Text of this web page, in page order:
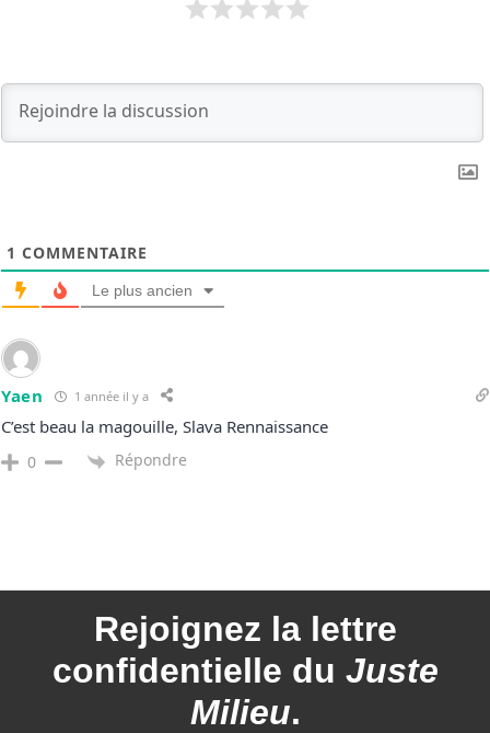
1 COMMENTAIRE
Le plus ancien
Yaen 1 année il y a
C’est beau la magouille, Slava Rennaissance
0 Répondre
Rejoignez la lettre
confidentielle du Juste
Milieu.